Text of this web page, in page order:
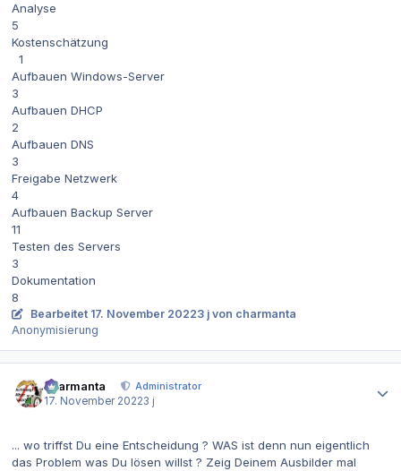
Analyse
5
Kostenschätzung
1
Aufbauen Windows-Server
3
Aufbauen DHCP
2
Aufbauen DNS
3
Freigabe Netzwerk
4
Aufbauen Backup Server
11
Testen des Servers
3
Dokumentation
8
Bearbeitet 17. November 20223 j von charmanta
Anonymisierung
charmanta
Administrator
17. November 20223 j
... wo triffst Du eine Entscheidung ? WAS ist denn nun eigentlich
das Problem was Du lösen willst ? Zeig Deinem Ausbilder mal